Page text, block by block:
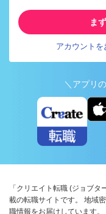
ま
アカウントを
＼アプリ
ア
「クリエイト転職 (ジョブ
載の転職サイトです。 地域
職情報をお届けしています。